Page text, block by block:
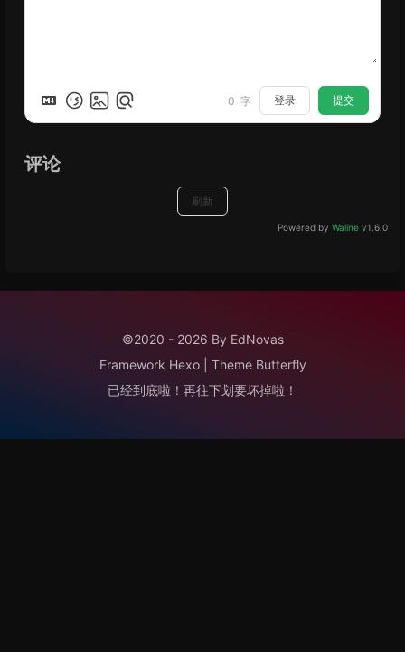
0 字 登录 提交
评论
刷新
Powered by Waline v1.6.0
©2020 - 2026 By EdNovas
Framework Hexo Theme Butterfly
已经到底啦！再往下划要坏掉啦！